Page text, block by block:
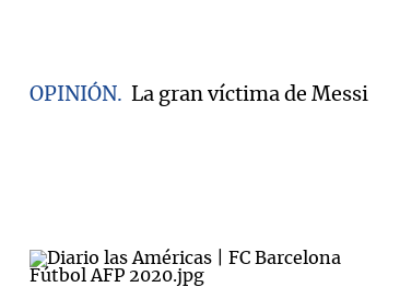
OPINIÓN La gran víctima de Messi